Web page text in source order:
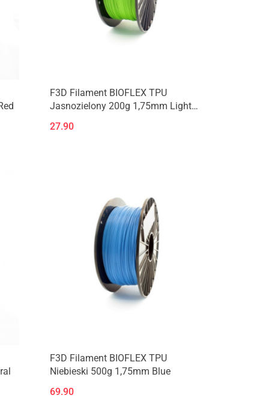
Produkt niedostępny
F3D Filament BIOFLEX TPU
Jasnozielony 200g 1,75mm Light
27.90
Produkt niedostępny
F3D Filament BIOFLEX TPU
Niebieski 500g 1,75mm Blue
69.90